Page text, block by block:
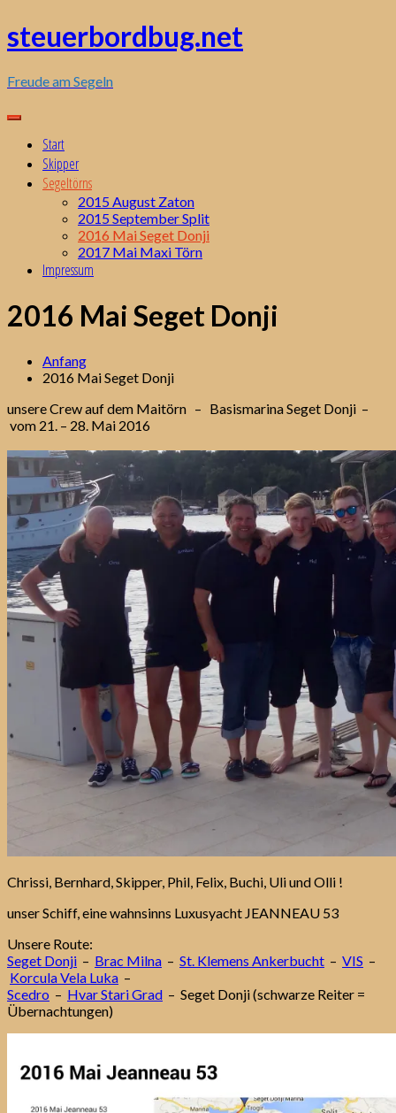
Zum
Inhalt
steuerbordbug.net
Freude am Segeln
Start
Skipper
Segeltörns
2015 August Zaton
2015 September Split
2016 Mai Seget Donji
2017 Mai Maxi Törn
Impressum
2016 Mai Seget Donji
Anfang
2016 Mai Seget Donji
unsere Crew auf dem Maitörn – Basismarina Seget Donji –
vom 21. – 28. Mai 2016
Chrissi, Bernhard, Skipper, Phil, Felix, Buchi, Uli und Olli !
unser Schiff, eine wahnsinns Luxusyacht JEANNEAU 53
Unsere Route:
Seget Donji – Brac Milna – St. Klemens Ankerbucht – VIS –
Korcula Vela Luka –
Scedro – Hvar Stari Grad – Seget Donji (schwarze Reiter =
Übernachtungen)